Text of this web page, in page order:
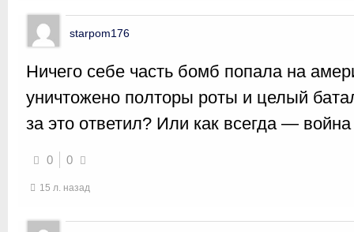
starpom176
Ничего себе часть бомб попала на
уничтожено полторы роты и целый
за это ответил? Или как всегда —
0 0
15 л. назад